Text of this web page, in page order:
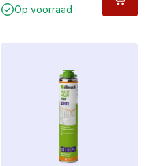
Op voorraad